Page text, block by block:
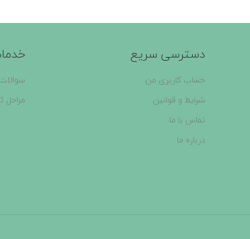
دسترسی سریع
حساب کاربری من
شرایط و قوانین
تماس با ما
درباره ما